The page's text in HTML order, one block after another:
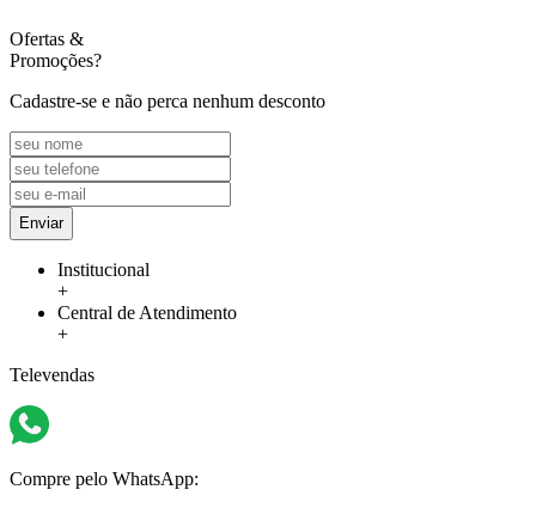
Ofertas &
Promoções?
Cadastre-se e não perca nenhum desconto
Enviar
Institucional
+
Central de Atendimento
+
Televendas
Compre pelo WhatsApp: